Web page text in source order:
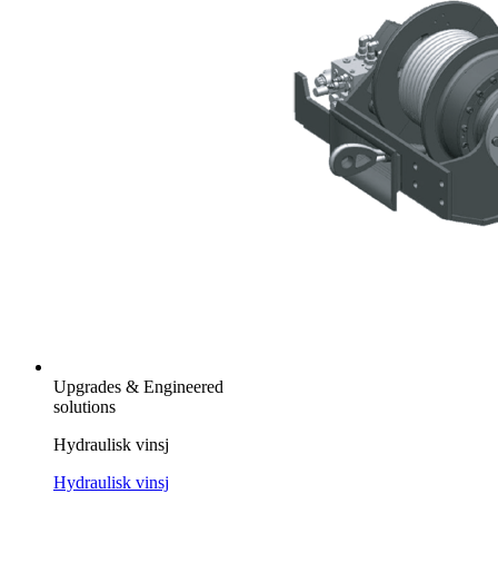
Upgrades & Engineered
solutions
Hydraulisk vinsj
Hydraulisk vinsj